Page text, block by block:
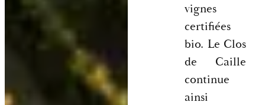
vignes
certifiées
bio. Le Clos
de Caille
continue
ainsi